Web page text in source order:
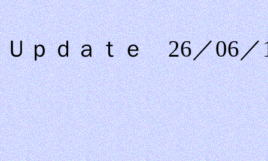
Ｕｐｄａｔｅ 26／06／